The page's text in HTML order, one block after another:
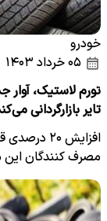
خودرو
تورم لاستیک،
تایر بازارگردانی
افزایش
مصرف کنندگان
هر…